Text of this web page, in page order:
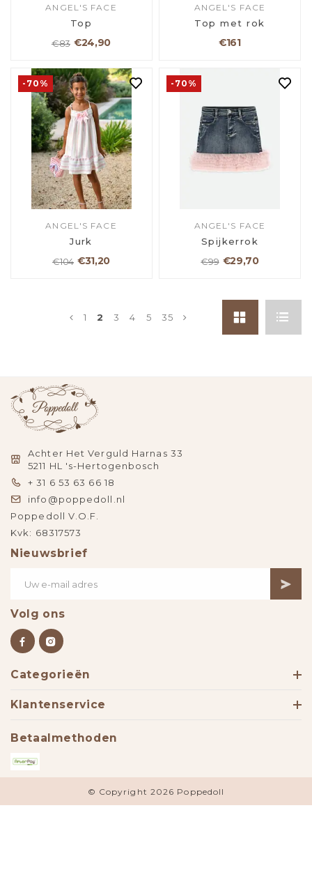
ANGEL'S FACE
Top
€83 €24,90
ANGEL'S FACE
Top met rok
€161
-70%
ANGEL'S FACE
Jurk
€104 €31,20
-70%
ANGEL'S FACE
Spijkerrok
€99 €29,70
1 2 3 4 5 35
Achter Het Verguld Harnas 33
5211 HL 's-Hertogenbosch
+ 31 6 53 63 66 18
info@poppedoll.nl
Poppedoll V.O.F.
Kvk: 68317573
Nieuwsbrief
Volg ons
Categorieën
Klantenservice
Betaalmethoden
© Copyright 2026 Poppedoll